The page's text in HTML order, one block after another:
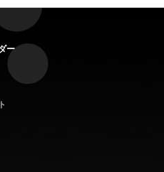
ー